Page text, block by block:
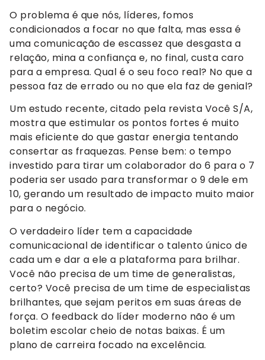
O problema é que nós, líderes, fomos
condicionados a focar no que falta, mas essa é
uma comunicação de escassez que desgasta a
relação, mina a confiança e, no final, custa caro
para a empresa. Qual é o seu foco real? No que a
pessoa faz de errado ou no que ela faz de genial?
Um estudo recente, citado pela revista Você S/A,
mostra que estimular os pontos fortes é muito
mais eficiente do que gastar energia tentando
consertar as fraquezas. Pense bem: o tempo
investido para tirar um colaborador do 6 para o 7
poderia ser usado para transformar o 9 dele em
10, gerando um resultado de impacto muito maior
para o negócio.
O verdadeiro líder tem a capacidade
comunicacional de identificar o talento único de
cada um e dar a ele a plataforma para brilhar.
Você não precisa de um time de generalistas,
certo? Você precisa de um time de especialistas
brilhantes, que sejam peritos em suas áreas de
força. O feedback do líder moderno não é um
boletim escolar cheio de notas baixas. É um
plano de carreira focado na excelência.